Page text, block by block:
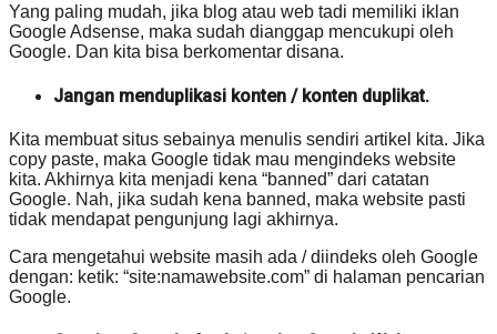
Yang paling mudah, jika blog atau web tadi memiliki iklan
Google Adsense, maka sudah dianggap mencukupi oleh
Google. Dan kita bisa berkomentar disana.
Jangan menduplikasi konten / konten duplikat.
Kita membuat situs sebainya menulis sendiri artikel kita. Jika
copy paste, maka Google tidak mau mengindeks website
kita. Akhirnya kita menjadi kena “banned” dari catatan
Google. Nah, jika sudah kena banned, maka website pasti
tidak mendapat pengunjung lagi akhirnya.
Cara mengetahui website masih ada / diindeks oleh Google
dengan: ketik: “site:namawebsite.com” di halaman pencarian
Google.